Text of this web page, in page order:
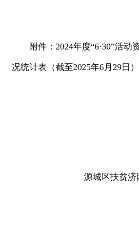
附件： 2024年度“6·30”活动
况统计表（截至2025年6月29日
源城区扶贫济